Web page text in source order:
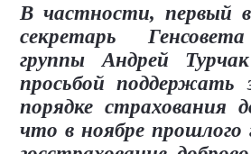
В частности, первый
секретарь
группы Андрей
просьбой
порядке страхования
что в ноябре прошлого